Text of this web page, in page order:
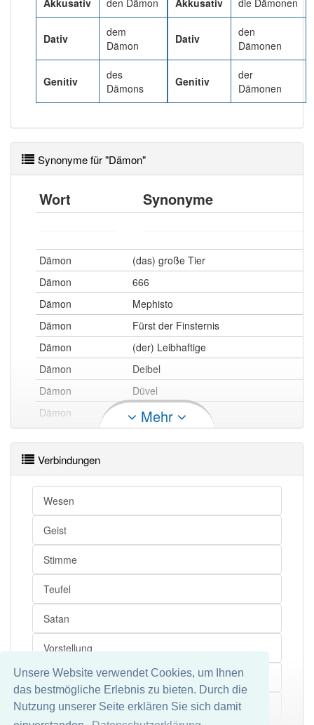
Unsere Website verwendet Cookies, um Ihnen
das bestmögliche Erlebnis zu bieten. Durch die
Nutzung unserer Seite erklären Sie sich damit
Akkusativ den Dämon
Dativ
dem
Dämon
Genitiv
des
Dämons
Akkusativ die Dämonen
Dativ
den
Dämonen
Genitiv
der
Dämonen
Synonyme für "Dämon"
Wort Synonyme
Dämon
(das) große Tier
Dämon
666
Dämon
Mephisto
Dämon
Fürst der Finsternis
Dämon
(der) Leibhaftige
Dämon
Deibel
Dämon
Düvel
Dämon
Teufel
Dämon
Dämon
Gottseibeiuns
Dämon
Dämon
Diabolo
Dämon
Dämon
Dämon
Dämon openthesaurus
Mehr
Verbindungen
Wesen
Geist
Stimme
Teufel
Satan
Vorstellung
Verhängnis
Schaden Mehr